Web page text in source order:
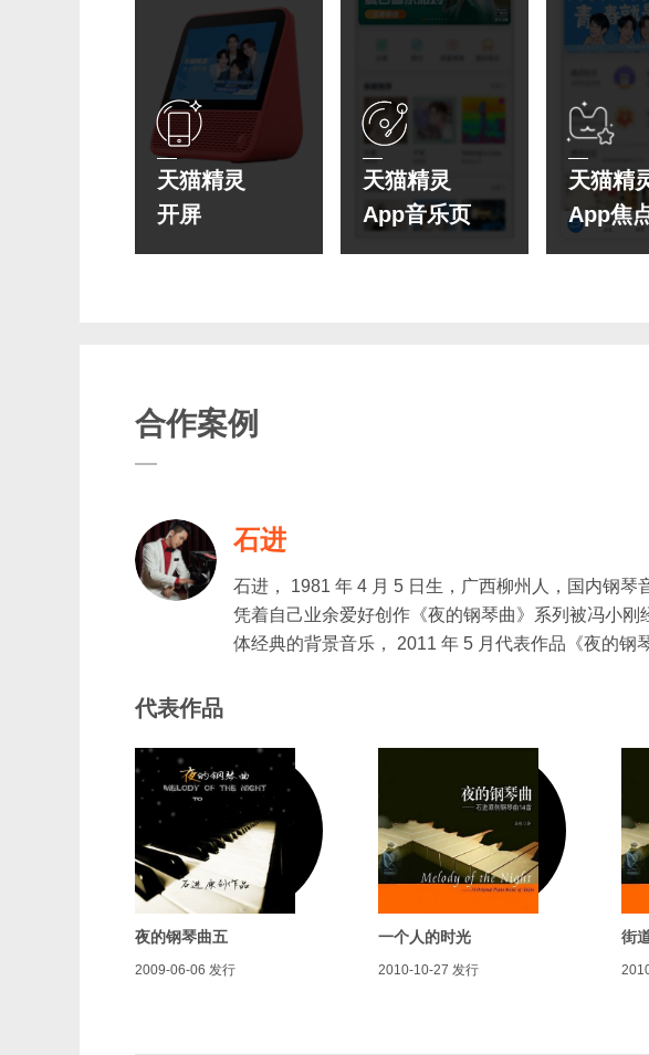
天猫精灵
开屏
天猫精灵
App音乐页
天猫精
App焦
合作案例
石进
石进， 1981 年 4 月 5 日生，广西柳州人，国内钢琴
凭着自己业余爱好创作《夜的钢琴曲》系列被冯小
体经典的背景音乐， 2011 年 5 月代表作品《夜的
代表作品
夜的钢琴曲五
2009-06-06 发行
一个人的时光
2010-10-27 发行
街